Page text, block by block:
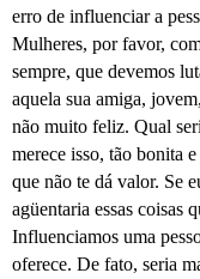
erro de influenciar a
Mulheres, por favor,
sempre, que devemos
aquela sua amiga,
não muito feliz. Qual
merece isso, tão bonita
que não te dá valor. Se
agüentaria essas coisas
Influenciamos uma
oferece. De fato, seria